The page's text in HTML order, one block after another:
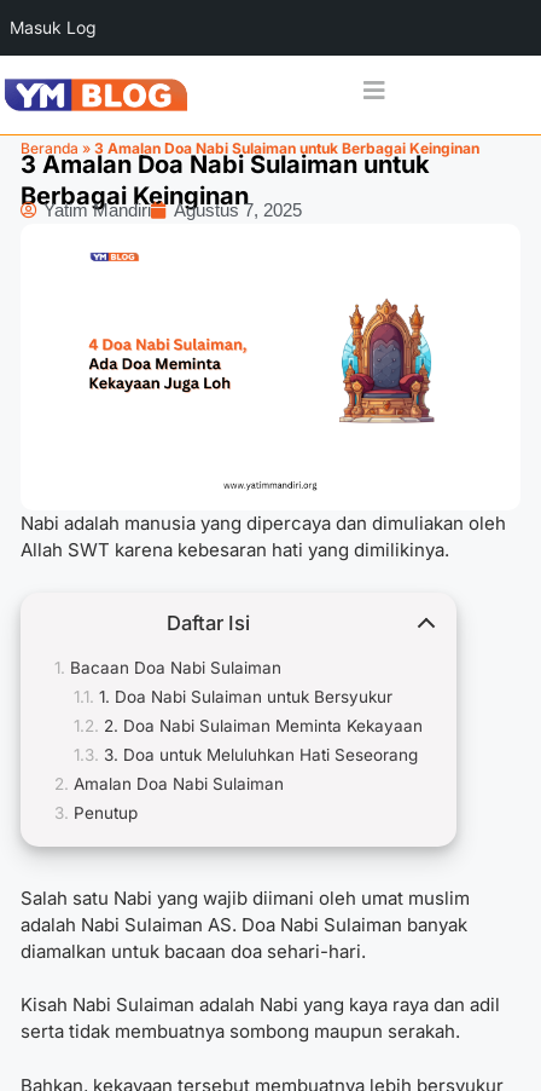
Masuk Log
Beranda » 3 Amalan Doa Nabi Sulaiman untuk Berbagai Keinginan
3 Amalan Doa Nabi Sulaiman untuk
Berbagai Keinginan
Yatim Mandiri Agustus 7, 2025
Nabi adalah manusia yang dipercaya dan dimuliakan oleh
Allah SWT karena kebesaran hati yang dimilikinya.
Daftar Isi
Bacaan Doa Nabi Sulaiman
1. Doa Nabi Sulaiman untuk Bersyukur
2. Doa Nabi Sulaiman Meminta Kekayaan
3. Doa untuk Meluluhkan Hati Seseorang
Amalan Doa Nabi Sulaiman
Penutup
Salah satu Nabi yang wajib diimani oleh umat muslim
adalah Nabi Sulaiman AS. Doa Nabi Sulaiman banyak
diamalkan untuk bacaan doa sehari-hari.
Kisah Nabi Sulaiman adalah Nabi yang kaya raya dan adil
serta tidak membuatnya sombong maupun serakah.
Bahkan, kekayaan tersebut membuatnya lebih bersyukur